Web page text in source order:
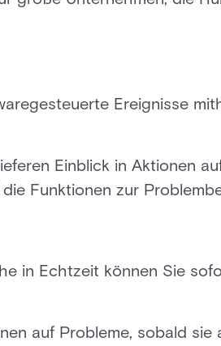
Ereignisse
Einblick in Aktionen
Funktionen zur
in Echtzeit können Sie
auf Probleme, sobald sie